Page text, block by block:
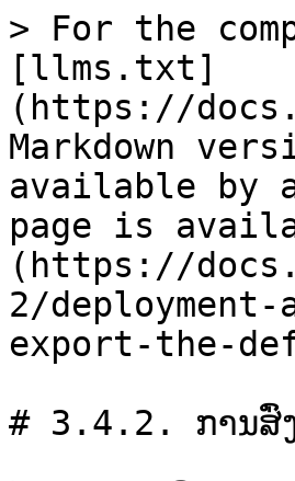
> For the
[llms.txt]
(https://
Markdown
available by
page is
(https://
2/
export-the-
# 3.4.2. ການສົ່ງ